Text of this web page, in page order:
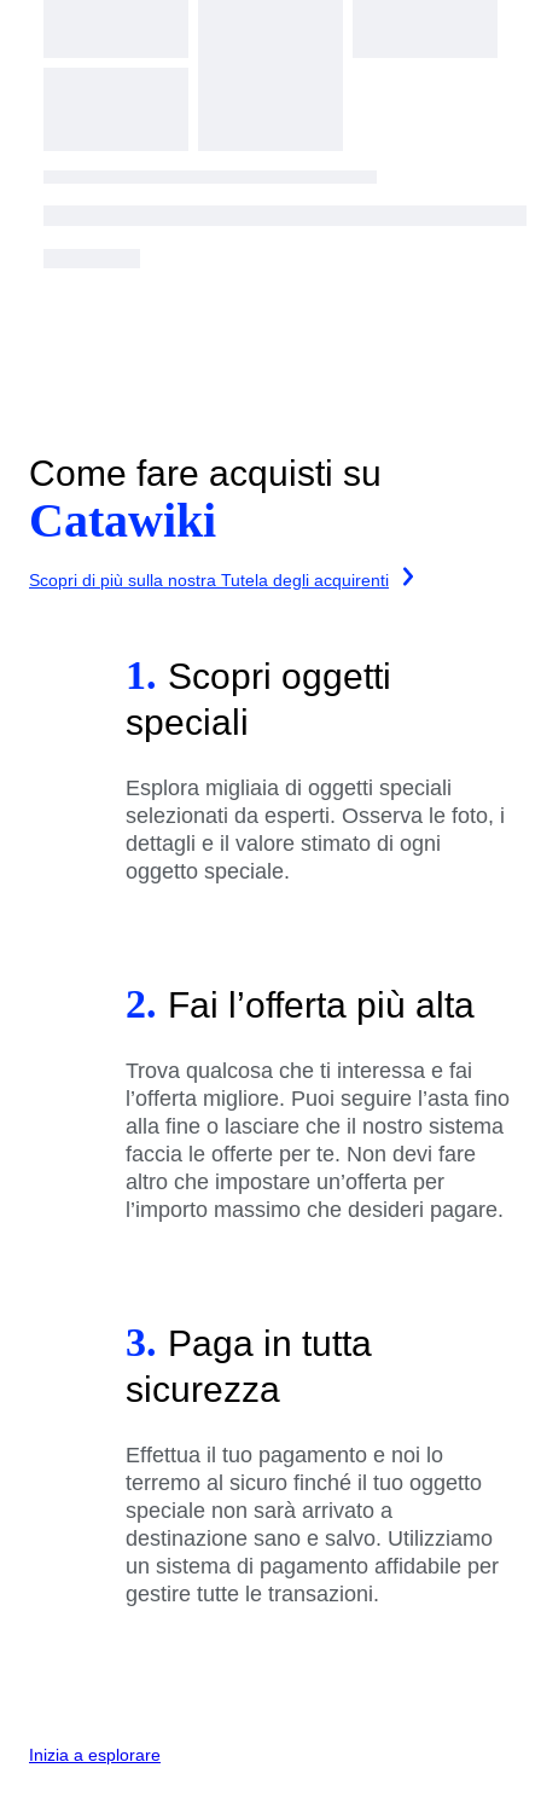
Come fare acquisti su
Catawiki
Scopri di più sulla nostra Tutela degli acquirenti
1. Scopri oggetti
speciali
Esplora migliaia di oggetti speciali
selezionati da esperti. Osserva le foto, i
dettagli e il valore stimato di ogni
oggetto speciale.
2. Fai l’offerta più alta
Trova qualcosa che ti interessa e fai
l’offerta migliore. Puoi seguire l’asta fino
alla fine o lasciare che il nostro sistema
faccia le offerte per te. Non devi fare
altro che impostare un’offerta per
l’importo massimo che desideri pagare.
3. Paga in tutta
sicurezza
Effettua il tuo pagamento e noi lo
terremo al sicuro finché il tuo oggetto
speciale non sarà arrivato a
destinazione sano e salvo. Utilizziamo
un sistema di pagamento affidabile per
gestire tutte le transazioni.
Inizia a esplorare